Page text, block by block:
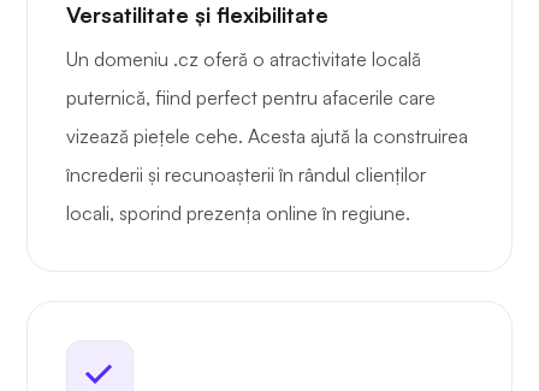
Versatilitate și flexibilitate
Un domeniu .cz oferă o atractivitate locală
puternică, fiind perfect pentru afacerile care
vizează piețele cehe. Acesta ajută la construirea
încrederii și recunoașterii în rândul clienților
locali, sporind prezența online în regiune.